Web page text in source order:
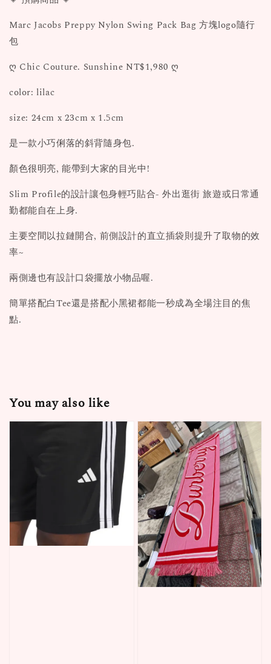
Marc Jacobs Preppy Nylon Swing Pack Bag 方塊logo隨行
包
ღ Chic Couture. Sunshine NT$1,980 ღ
color: lilac
size: 24cm x 23cm x 1.5cm
是一款小巧俐落的斜背隨身包.
顏色很明亮, 能帶到大家的目光中!
Slim Profile的設計讓包身輕巧貼合- 外出逛街 旅遊或日常通
勤都能自在上身.
主要空間以拉鏈開合, 前側設計的直立插袋則提升了取物的效
率~
兩側邊也有設計口袋擺放小物品喔.
簡單搭配白Tee還是搭配小黑裙都能一秒成為全場注目的焦
點.
You may also like